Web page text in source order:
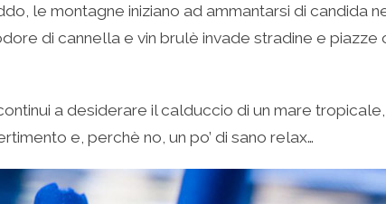
nuova
finestra)
nuova
le montagne iniziano ad ammantarsi di candida
di cannella e vin brulè invade stradine e
a desiderare il calduccio di un mare tropicale,
e, perchè no, un po’ di sano relax…